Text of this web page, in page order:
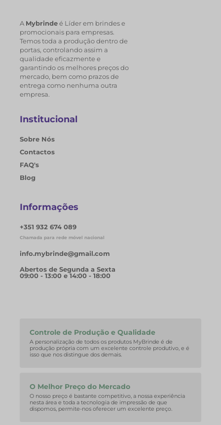
A Mybrindeé Líder em brindes e
promocionais para empresas.
Temos toda a produção dentro de
portas, controlando assim a
qualidade eficazmente e
garantindo os melhores preços do
mercado, bem como prazos de
entrega como nenhuma outra
empresa.
Institucional
Sobre Nós
Contactos
FAQ's
Blog
Informações
+351 932 674 089
Chamada para rede móvel nacional
info.mybrinde@gmail.com
Abertos de Segunda a Sexta
09:00 - 13:00 e 14:00 - 18:00
Controle de Produção e Qualidade
A personalização de todos os produtos MyBrinde é de
produção própria com um excelente controle produtivo, e é
isso que nos distingue dos demais.
O Melhor Preço do Mercado
O nosso preço é bastante competitivo, a nossa experiência
nesta área e toda a tecnologia de impressão de que
dispomos, permite-nos oferecer um excelente preço.